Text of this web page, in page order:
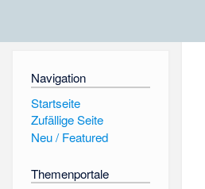
Navigation
Startseite
Zufällige Seite
Neu / Featured
Themenportale